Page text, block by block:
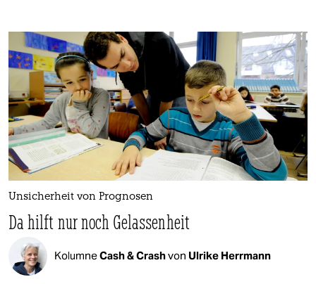
Unsicherheit von Prognosen
Da hilft nur noch Gelassenheit
KolumneCash & Crashvon Ulrike Herrmann